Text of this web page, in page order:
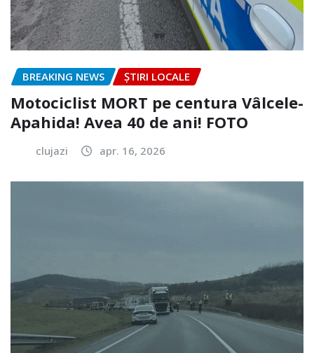
BREAKING NEWS ȘTIRI LOCALE
Motociclist MORT pe centura Vâlcele-
Apahida! Avea 40 de ani! FOTO
clujazi apr. 16, 2026